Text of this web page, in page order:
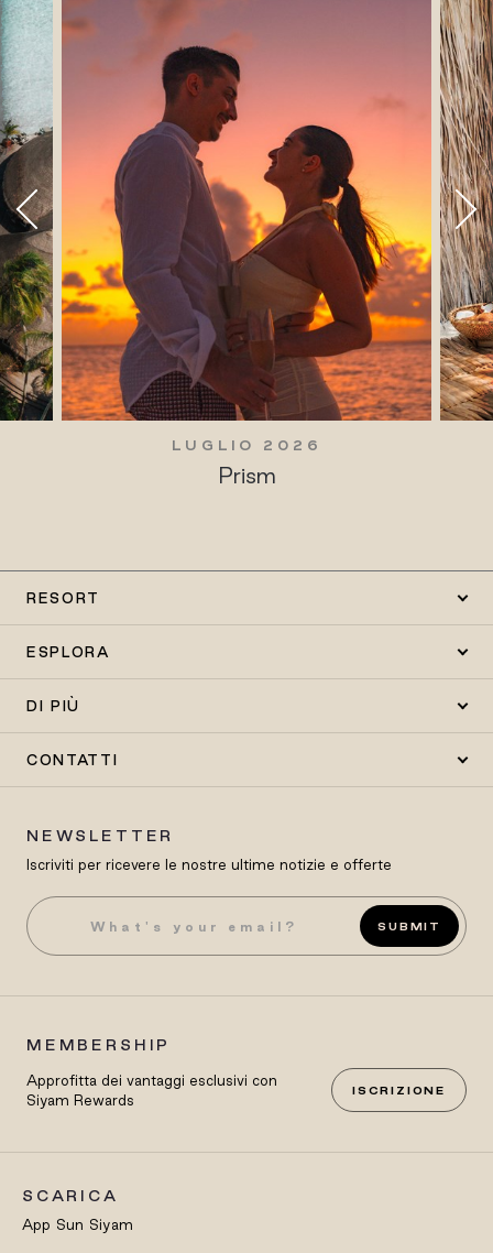
LUGLIO 2026
Prism
RESORT
ESPLORA
DI PIÙ
CONTATTI
NEWSLETTER
Iscriviti per ricevere le nostre ultime notizie e offerte
SUBMIT
MEMBERSHIP
Approfitta dei vantaggi esclusivi con
Siyam Rewards
ISCRIZIONE
SCARICA
App Sun Siyam